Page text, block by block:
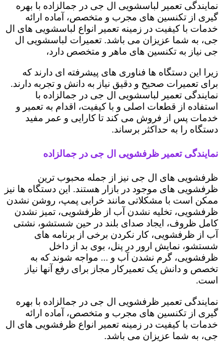
نمایندگی تعمیر لباسشویی ال جی در جمالزاده با بهره
گیری از تکنسین های مجرب و متخصص، آماده ارائه
خدمات با کیفیت در زمینه تعمیر انواع لباسشویی های ال
جی، به شما عزیزان می باشد. تعمیرات لباسشویی ال
جی نیاز به تکنسین های ماهر و متخصص دارد،
زیرا این دستگاه ها فناوری های پیشرفته ای دارند که
برای تعمیرات صحیح و دقیق نیاز به دانش و تجربه دارند.
نمایندگی تعمیر لباسشویی ال جی در جمالزاده با
استفاده از قطعات اصلی و با کیفیت، اقدام به تعمیر و
خدمات پس از فروش می کند تا کارایی و عمر مفید
دستگاه را به حداکثر برساند.
نمایندگی تعمیر ظرفشویی ال جی در جمالزاده
ظرفشویی های ال جی نیز از جمله محبوب ترین
ظرفشویی های موجود در بازار هستند. این دستگاه ها نیز
ممکن است با مشکلاتی مانند خرابی پمپ، روشن نشدن
ظرفشویی، تخلیه نشدن آب از ظرفشویی، تمیز نشدن
کامل ظروف، ایجاد صدای بلند در حین شستشو، نشتی
آب از ظرفشویی، کار نکردن برخی از برنامه های
شستشو، نمایش ارور در پنل، بوی بد از داخل
ظرفشویی، گرم نشدن آب و ... مواجه شوند که به
تخصص و دانش یک تعمیرکار مجاز برای رفع آنها نیاز
است.
نمایندگی تعمیر ظرفشویی ال جی در جمالزاده با بهره
گیری از تکنسین های مجرب و متخصص، آماده ارائه
خدمات با کیفیت در زمینه تعمیر انواع ظرفشویی های ال
جی، به شما عزیزان می باشد.